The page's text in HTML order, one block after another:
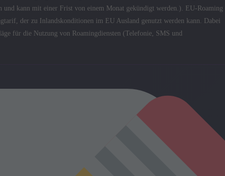
kann mit einer Frist von einem Monat gekündigt werden.). EU-Roaming
der zu Inlandskonditionen im EU Ausland genutzt werden kann. Dabei
für die Nutzung von Roamingdiensten (Telefonie, SMS und